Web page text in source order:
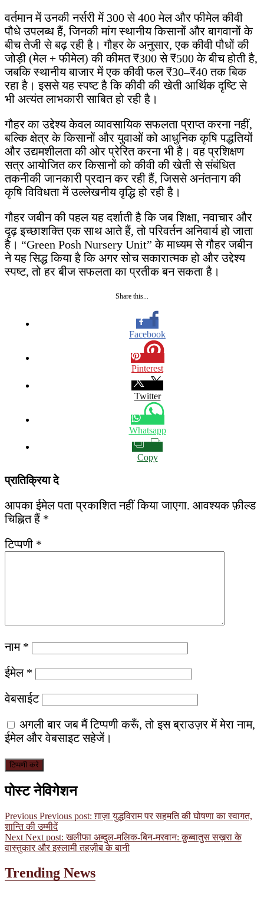
वर्तमान में उनकी नर्सरी में 300 से 400 मेल और फीमेल कीवी
पौधे उपलब्ध हैं, जिनकी मांग स्थानीय किसानों और बागवानों के
बीच तेजी से बढ़ रही है। गौहर के अनुसार, एक कीवी पौधों की
जोड़ी (मेल + फीमेल) की कीमत ₹300 से ₹500 के बीच होती है,
जबकि स्थानीय बाजार में एक कीवी फल ₹30–₹40 तक बिक
रहा है। इससे यह स्पष्ट है कि कीवी की खेती आर्थिक दृष्टि से
भी अत्यंत लाभकारी साबित हो रही है।
गौहर का उद्देश्य केवल व्यावसायिक सफलता प्राप्त करना नहीं,
बल्कि क्षेत्र के किसानों और युवाओं को आधुनिक कृषि पद्धतियों
और उद्यमशीलता की ओर प्रेरित करना भी है। वह प्रशिक्षण
सत्र आयोजित कर किसानों को कीवी की खेती से संबंधित
तकनीकी जानकारी प्रदान कर रही हैं, जिससे अनंतनाग की
कृषि विविधता में उल्लेखनीय वृद्धि हो रही है।
गौहर जबीन की पहल यह दर्शाती है कि जब शिक्षा, नवाचार और
दृढ़ इच्छाशक्ति एक साथ आते हैं, तो परिवर्तन अनिवार्य हो जाता
है। “Green Posh Nursery Unit” के माध्यम से गौहर जबीन
ने यह सिद्ध किया है कि अगर सोच सकारात्मक हो और उद्देश्य
स्पष्ट, तो हर बीज सफलता का प्रतीक बन सकता है।
Share this...
Facebook
Pinterest
Twitter
Whatsapp
Copy
प्रातिक्रिया दे
आपका ईमेल पता प्रकाशित नहीं किया जाएगा. आवश्यक फ़ील्ड
चिह्नित हैं *
टिप्पणी *
नाम *
ईमेल *
वेबसाईट
अगली बार जब मैं टिप्पणी करूँ, तो इस ब्राउज़र में मेरा नाम,
ईमेल और वेबसाइट सहेजें।
पोस्ट नेविगेशन
Previous Previous post: ग़ाज़ा युद्धविराम पर सहमति की घोषणा का स्वागत,
शान्ति की उम्मीदें
Next Next post: खलीफा अब्दुल-मलिक-बिन-मरवान: क़ुब्बातुस सख़रा के
वास्तुकार और इस्लामी तहज़ीब के बानी
Trending News